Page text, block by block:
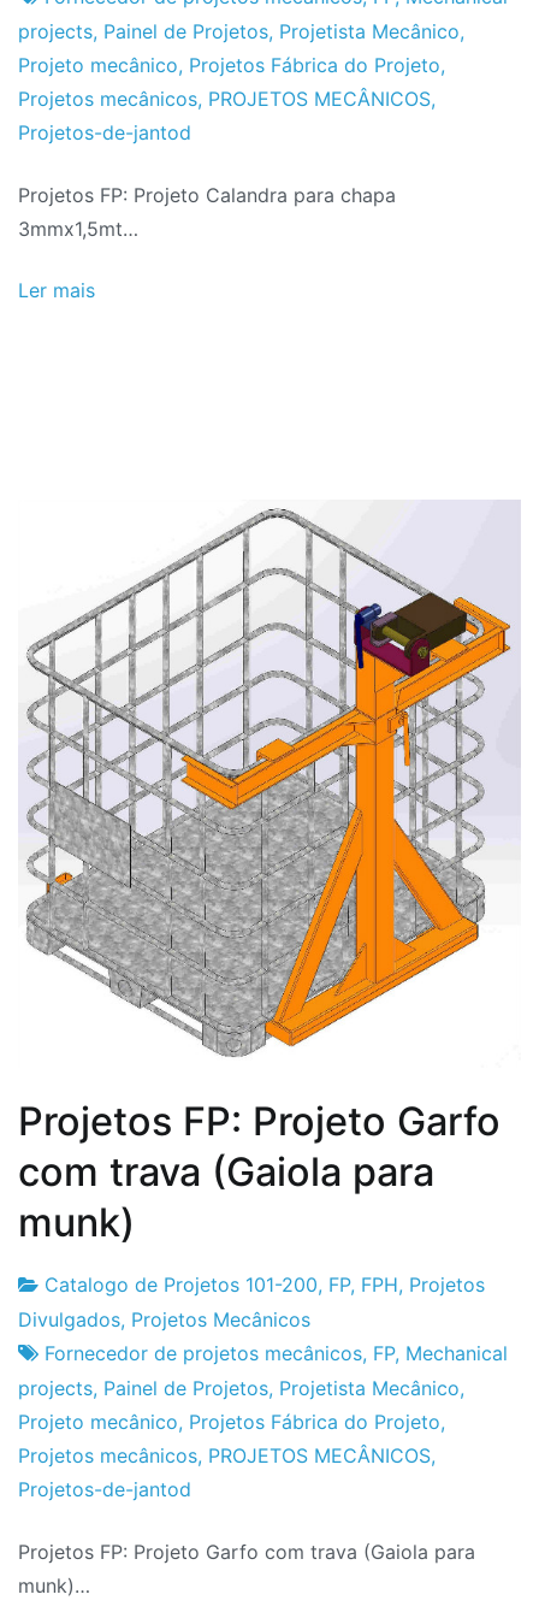
2016
projects, Painel de Projetos, Projetista Mecânico,
Projeto mecânico, Projetos Fábrica do Projeto,
Projetos mecânicos, PROJETOS MECÂNICOS,
Projetos-de-jantod
Projetos FP: Projeto Calandra para chapa
3mmx1,5mt…
Ler mais
Projetos FP: Projeto Garfo
com trava (Gaiola para
munk)
Fabrica
do
Projeto
17
de
Maio
de
2016
Catalogo de Projetos 101-200, FP, FPH, Projetos
Divulgados, Projetos Mecânicos
Fornecedor de projetos mecânicos, FP, Mechanical
projects, Painel de Projetos, Projetista Mecânico,
Projeto mecânico, Projetos Fábrica do Projeto,
Projetos mecânicos, PROJETOS MECÂNICOS,
Projetos-de-jantod
Projetos FP: Projeto Garfo com trava (Gaiola para
munk)…